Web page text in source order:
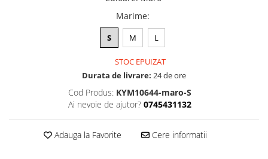
Marime:
S M L
STOC EPUIZAT
Durata de livrare: 24 de ore
Cod Produs: KYM10644-maro-S
Ai nevoie de ajutor? 0745431132
Adauga la Favorite Cere informatii